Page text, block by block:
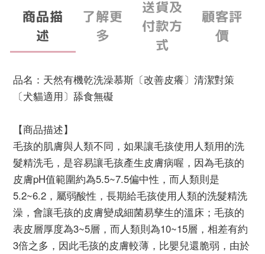
商品描
述
了解更
多
送貨及
付款方
式
顧客評
價
品名：天然有機乾洗澡慕斯〔改善皮癢〕清潔對策
〔犬貓適用〕舔食無礙
【商品描述】
毛孩的肌膚與人類不同，如果讓毛孩使用人類用的洗
髮精洗毛，是容易讓毛孩產生皮膚病喔，因為毛孩的
皮膚pH值範圍約為5.5~7.5偏中性，而人類則是
5.2~6.2，屬弱酸性，長期給毛孩使用人類的洗髮精洗
澡，會讓毛孩的皮膚變成細菌易孳生的溫床；毛孩的
表皮層厚度為3~5層，而人類則為10~15層，相差有約
3倍之多，因此毛孩的皮膚較薄，比嬰兒還脆弱，由於